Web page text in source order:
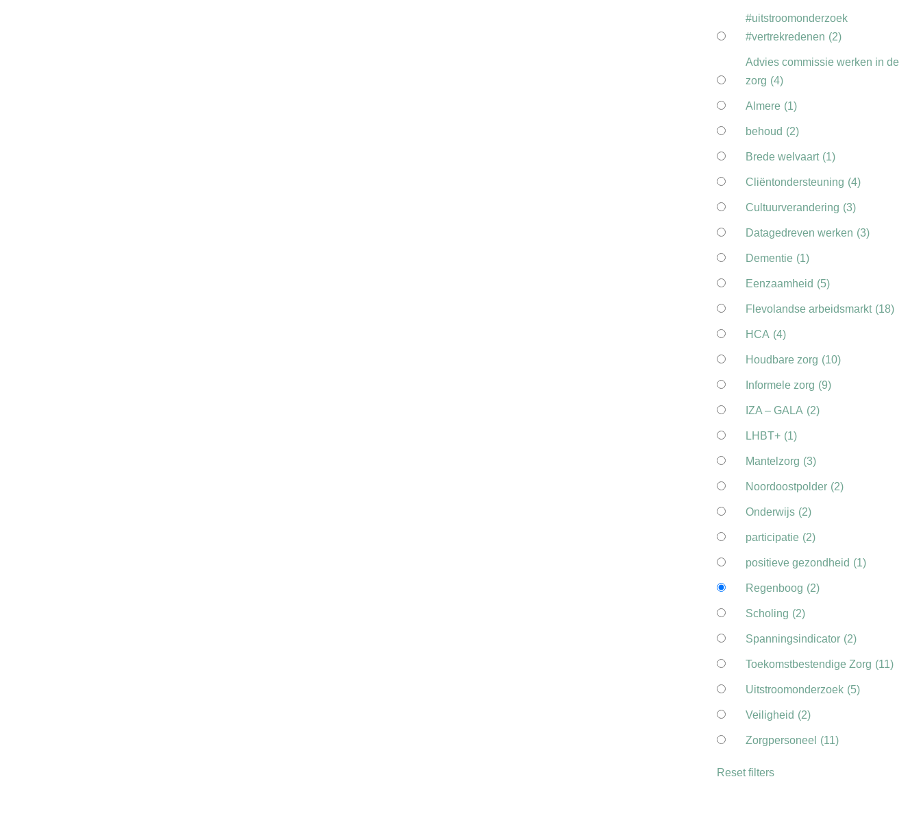
#uitstroomonderzoek
#vertrekredenen (2)
Advies commissie werken in de
zorg (4)
Almere (1)
behoud (2)
Brede welvaart (1)
Cliëntondersteuning (4)
Cultuurverandering (3)
Datagedreven werken (3)
Dementie (1)
Eenzaamheid (5)
Flevolandse arbeidsmarkt (18)
HCA (4)
Houdbare zorg (10)
Informele zorg (9)
IZA – GALA (2)
LHBT+ (1)
Mantelzorg (3)
Noordoostpolder (2)
Onderwijs (2)
participatie (2)
positieve gezondheid (1)
Regenboog (2)
Scholing (2)
Spanningsindicator (2)
Toekomstbestendige Zorg (11)
Uitstroomonderzoek (5)
Veiligheid (2)
Zorgpersoneel (11)
Reset filters